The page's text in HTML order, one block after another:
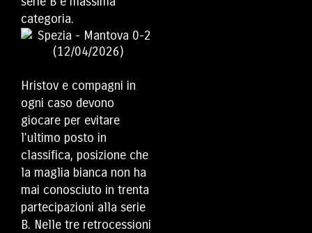
categoria.
Hristov e compagni in
ogni caso devono
giocare per evitare
l’ultimo posto in
classifica, posizione che
la maglia bianca non ha
mai conosciuto in trenta
partecipazioni alla serie
B. Nelle tre retrocessioni